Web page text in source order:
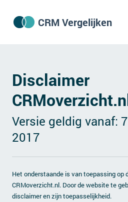
CRM Vergelijken
CRM kenniscentrum
CRM nieuws
CRM vacatures
Disclaimer
Versie geldig vanaf:
2017
Het onderstaande is van toepassing op
CRMoverzicht.nl. Door de website te
disclaimer en zijn toepasselijkheid.